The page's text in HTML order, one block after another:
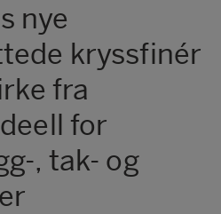
nye
kryssfinér
fra
for
, tak- og